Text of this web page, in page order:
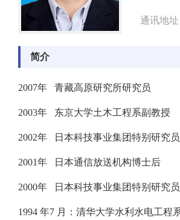
通讯地址
简介
2007年 青藏高原研究所研究员
2003年 东京大学土木工程系副教授
2002年 日本科技事业集团特别研究员
2001年 日本通信放送机构博士后
2000年 日本科技事业集团特别研究员
1994 年7 月：清华大学水利水电工